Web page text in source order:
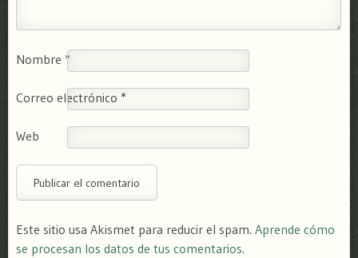
Nombre *
Correo electrónico *
Web
Este sitio usa Akismet para reducir el spam. Aprende cómo
se procesan los datos de tus comentarios.